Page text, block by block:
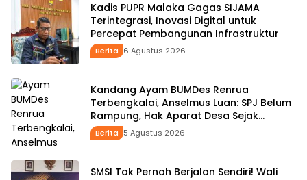
Kadis PUPR Malaka Gagas SIJAMA
Terintegrasi, Inovasi Digital untuk
Percepat Pembangunan Infrastruktur
Berita 6 Agustus 2026
Kandang Ayam BUMDes Renrua
Terbengkalai, Anselmus Luan: SPJ Belum
Rampung, Hak Aparat Desa Sejak
Januari Belum Dibayar
Berita 5 Agustus 2026
SMSI Tak Pernah Berjalan Sendiri! Wali